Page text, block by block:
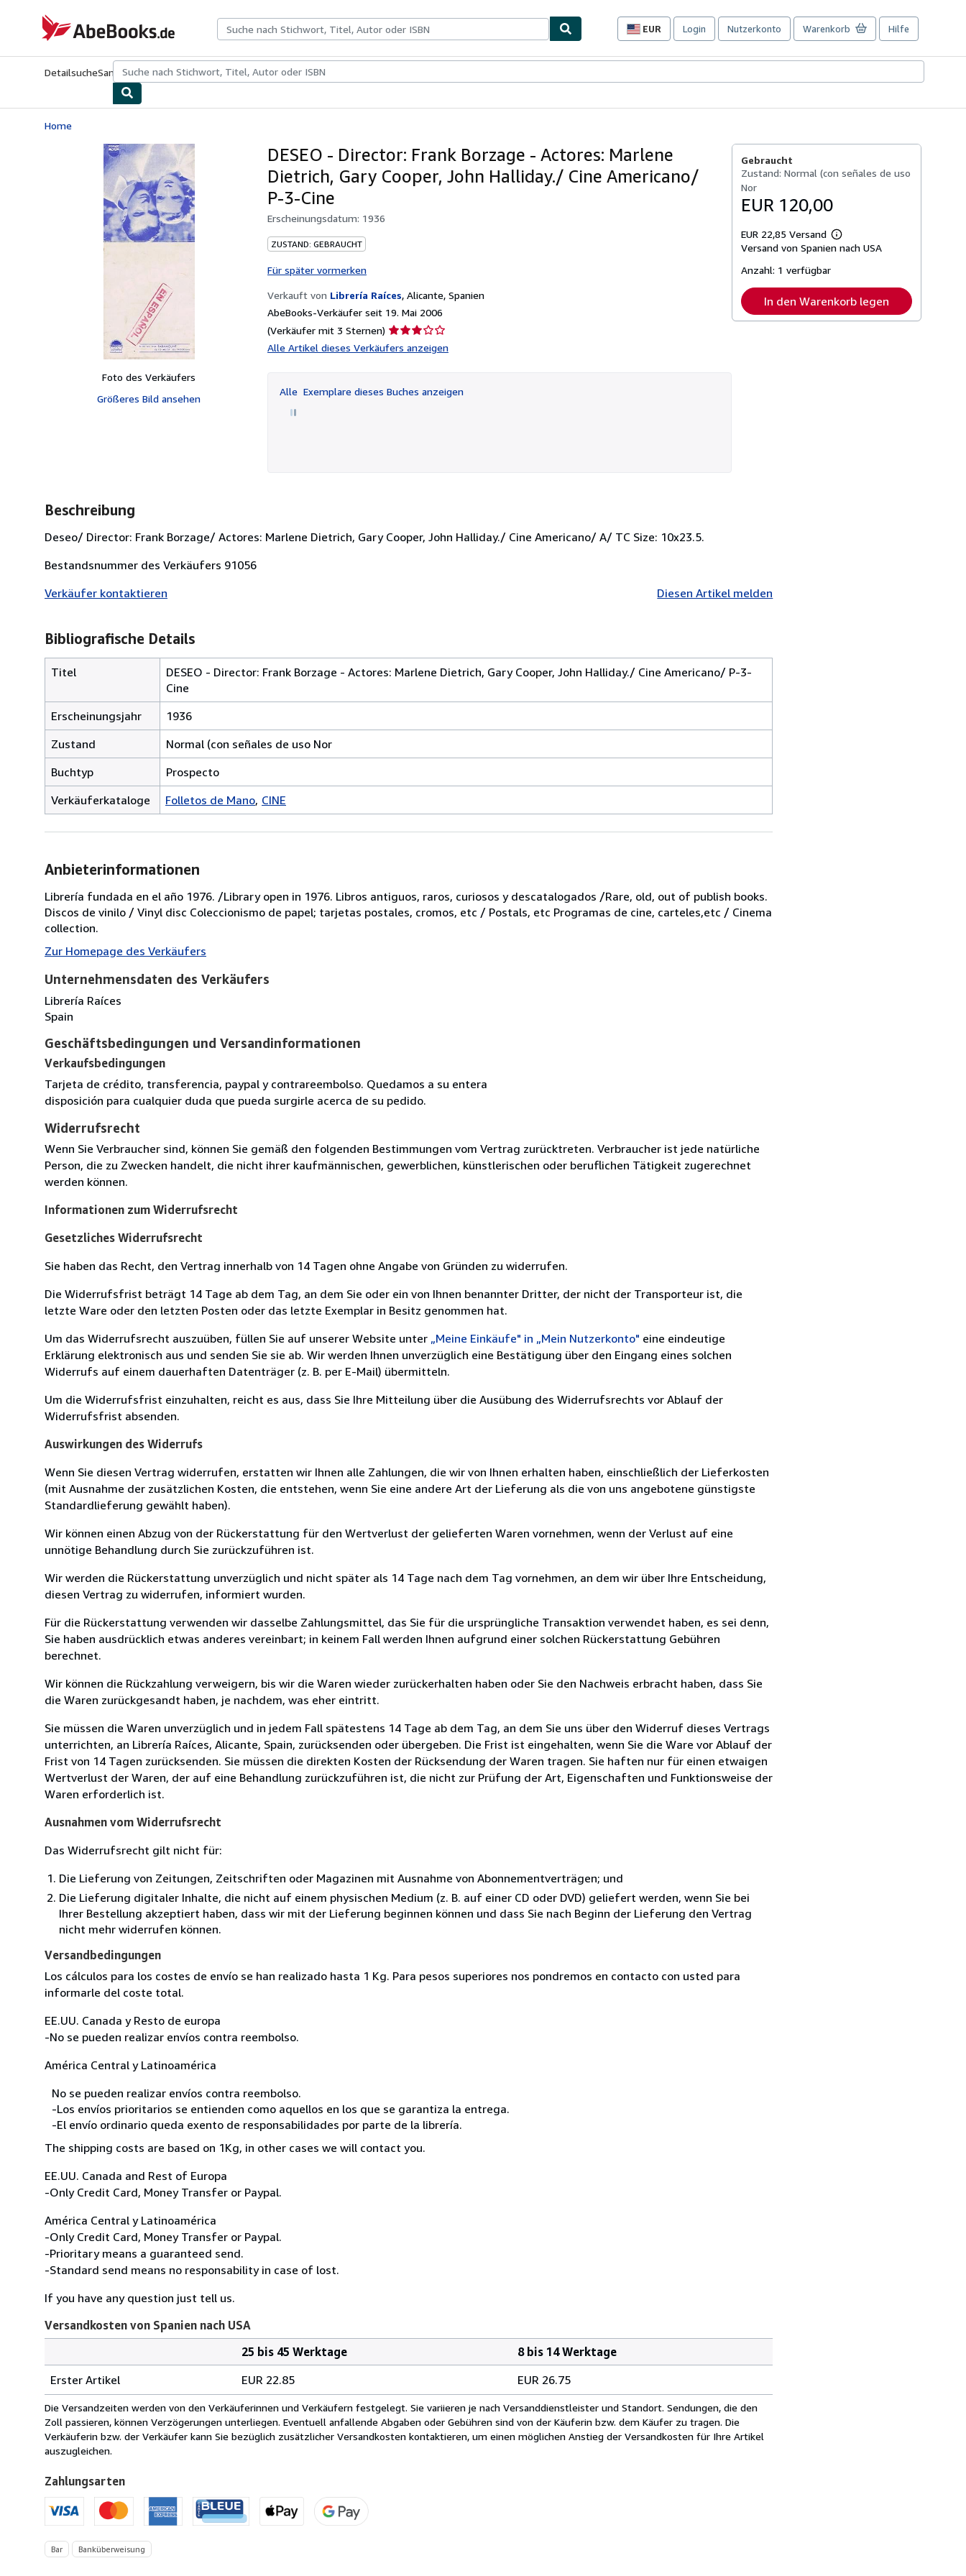
AbeBooks.de
EUR
Seite
Einkaufseinstellungen.
Login Nutzerkonto Warenkorb Hilfe
DetailsucheSammlungenAntiquarische BücherKunst & Sammlerstücke
Home
Foto des Verkäufers
Größeres Bild ansehen
DESEO - Director: Frank Borzage - Actores: Marlene
Dietrich, Gary Cooper, John Halliday./ Cine Americano/
P-3-Cine
Erscheinungsdatum: 1936
ZUSTAND: GEBRAUCHT
Für später vormerken
Verkauft von Librería Raíces, Alicante, Spanien
AbeBooks-Verkäufer seit 19. Mai 2006
(Verkäufer mit 3 Sternen) Verkäuferbewertung
3
Sternen
Alle Artikel dieses Verkäufers anzeigen
Alle Exemplare dieses Buches anzeigen
Gebraucht
Zustand: Normal (con señales de uso
Nor
EUR 120,00
EUR 22,85 Versand
Weitere
Informationen
Versand von Spanien nach USA
Anzahl: 1 verfügbar
In den Warenkorb legen
Beschreibung
Deseo/ Director: Frank Borzage/ Actores: Marlene Dietrich, Gary Cooper, John Halliday./ Cine Americano/ A/ TC Size: 10x23.5.
Bestandsnummer des Verkäufers 91056
Verkäufer kontaktieren
Diesen Artikel melden
Bibliografische Details
Titel
DESEO - Director: Frank Borzage - Actores: Marlene Dietrich, Gary Cooper, John Halliday./ Cine Americano/ P-3-
Cine
Erscheinungsjahr
1936
Zustand
Normal (con señales de uso Nor
Buchtyp
Prospecto
Verkäuferkataloge
Folletos de Mano CINE
Anbieterinformationen
Librería fundada en el año 1976. /Library open in 1976. Libros antiguos, raros, curiosos y descatalogados /Rare, old, out of publish books.
Discos de vinilo / Vinyl disc Coleccionismo de papel; tarjetas postales, cromos, etc / Postals, etc Programas de cine, carteles,etc / Cinema
collection.
Zur Homepage des Verkäufers
Unternehmensdaten des Verkäufers
Librería Raíces
Spain
Geschäftsbedingungen und Versandinformationen
Verkaufsbedingungen
Tarjeta de crédito, transferencia, paypal y contrareembolso. Quedamos a su entera
disposición para cualquier duda que pueda surgirle acerca de su pedido.
Widerrufsrecht
Wenn Sie Verbraucher sind, können Sie gemäß den folgenden Bestimmungen vom Vertrag zurücktreten. Verbraucher ist jede natürliche
Person, die zu Zwecken handelt, die nicht ihrer kaufmännischen, gewerblichen, künstlerischen oder beruflichen Tätigkeit zugerechnet
werden können.
Informationen zum Widerrufsrecht
Gesetzliches Widerrufsrecht
Sie haben das Recht, den Vertrag innerhalb von 14 Tagen ohne Angabe von Gründen zu widerrufen.
Die Widerrufsfrist beträgt 14 Tage ab dem Tag, an dem Sie oder ein von Ihnen benannter Dritter, der nicht der Transporteur ist, die
letzte Ware oder den letzten Posten oder das letzte Exemplar in Besitz genommen hat.
Um das Widerrufsrecht auszuüben, füllen Sie auf unserer Website unter „Meine Einkäufe" in „Mein Nutzerkonto" eine eindeutige
Erklärung elektronisch aus und senden Sie sie ab. Wir werden Ihnen unverzüglich eine Bestätigung über den Eingang eines solchen
Widerrufs auf einem dauerhaften Datenträger (z. B. per E-Mail) übermitteln.
Um die Widerrufsfrist einzuhalten, reicht es aus, dass Sie Ihre Mitteilung über die Ausübung des Widerrufsrechts vor Ablauf der
Widerrufsfrist absenden.
Auswirkungen des Widerrufs
Wenn Sie diesen Vertrag widerrufen, erstatten wir Ihnen alle Zahlungen, die wir von Ihnen erhalten haben, einschließlich der Lieferkosten
(mit Ausnahme der zusätzlichen Kosten, die entstehen, wenn Sie eine andere Art der Lieferung als die von uns angebotene günstigste
Standardlieferung gewählt haben).
Wir können einen Abzug von der Rückerstattung für den Wertverlust der gelieferten Waren vornehmen, wenn der Verlust auf eine
unnötige Behandlung durch Sie zurückzuführen ist.
Wir werden die Rückerstattung unverzüglich und nicht später als 14 Tage nach dem Tag vornehmen, an dem wir über Ihre Entscheidung,
diesen Vertrag zu widerrufen, informiert wurden.
Für die Rückerstattung verwenden wir dasselbe Zahlungsmittel, das Sie für die ursprüngliche Transaktion verwendet haben, es sei denn,
Sie haben ausdrücklich etwas anderes vereinbart; in keinem Fall werden Ihnen aufgrund einer solchen Rückerstattung Gebühren
berechnet.
Wir können die Rückzahlung verweigern, bis wir die Waren wieder zurückerhalten haben oder Sie den Nachweis erbracht haben, dass Sie
die Waren zurückgesandt haben, je nachdem, was eher eintritt.
Sie müssen die Waren unverzüglich und in jedem Fall spätestens 14 Tage ab dem Tag, an dem Sie uns über den Widerruf dieses Vertrags
unterrichten, an Librería Raíces, Alicante, Spain, zurücksenden oder übergeben. Die Frist ist eingehalten, wenn Sie die Ware vor Ablauf der
Frist von 14 Tagen zurücksenden. Sie müssen die direkten Kosten der Rücksendung der Waren tragen. Sie haften nur für einen etwaigen
Wertverlust der Waren, der auf eine Behandlung zurückzuführen ist, die nicht zur Prüfung der Art, Eigenschaften und Funktionsweise der
Waren erforderlich ist.
Ausnahmen vom Widerrufsrecht
Das Widerrufsrecht gilt nicht für:
Die Lieferung von Zeitungen, Zeitschriften oder Magazinen mit Ausnahme von Abonnementverträgen; und
Die Lieferung digitaler Inhalte, die nicht auf einem physischen Medium (z. B. auf einer CD oder DVD) geliefert werden, wenn Sie bei
Ihrer Bestellung akzeptiert haben, dass wir mit der Lieferung beginnen können und dass Sie nach Beginn der Lieferung den Vertrag
nicht mehr widerrufen können.
Versandbedingungen
Los cálculos para los costes de envío se han realizado hasta 1 Kg. Para pesos superiores nos pondremos en contacto con usted para
informarle del coste total.
EE.UU. Canada y Resto de europa
-No se pueden realizar envíos contra reembolso.
América Central y Latinoamérica
No se pueden realizar envíos contra reembolso.
-Los envíos prioritarios se entienden como aquellos en los que se garantiza la entrega.
-El envío ordinario queda exento de responsabilidades por parte de la librería.
The shipping costs are based on 1Kg, in other cases we will contact you.
EE.UU. Canada and Rest of Europa
-Only Credit Card, Money Transfer or Paypal.
América Central y Latinoamérica
-Only Credit Card, Money Transfer or Paypal.
-Prioritary means a guaranteed send.
-Standard send means no responsability in case of lost.
If you have any question just tell us.
Versandkosten von Spanien nach USA
von
Spanien
nach
USA
25 bis 45 Werktage
8 bis 14 Werktage
Erster Artikel
EUR 22.85 EUR 26.75
Die Versandzeiten werden von den Verkäuferinnen und Verkäufern festgelegt. Sie variieren je nach Versanddienstleister und Standort. Sendungen, die den
Zoll passieren, können Verzögerungen unterliegen. Eventuell anfallende Abgaben oder Gebühren sind von der Käuferin bzw. dem Käufer zu tragen. Die
Verkäuferin bzw. der Verkäufer kann Sie bezüglich zusätzlicher Versandkosten kontaktieren, um einen möglichen Anstieg der Versandkosten für Ihre Artikel
auszugleichen.
Zahlungsarten
Bar Banküberweisung